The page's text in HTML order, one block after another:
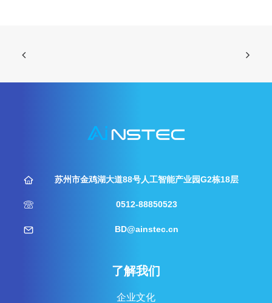
苏州市金鸡湖大道88号人工智能产业园G2栋18层
0512-88850523
BD@ainstec.cn
了解我们
企业文化